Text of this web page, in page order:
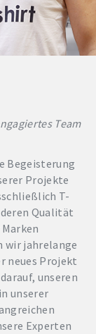
Team
Begeisterung
Projekte
T-
Qualität
wir jahrelange
neues Projekt
unseren
unserer
Experten